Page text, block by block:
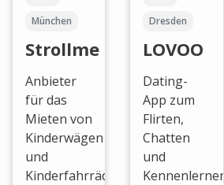
München
Strollme
Anbieter
für das
Mieten von
Kinderwägen
und
Kinderfahrrädern.
Dresden
LOVOO
Dating-
App zum
Flirten,
Chatten
und
Kennenlernen